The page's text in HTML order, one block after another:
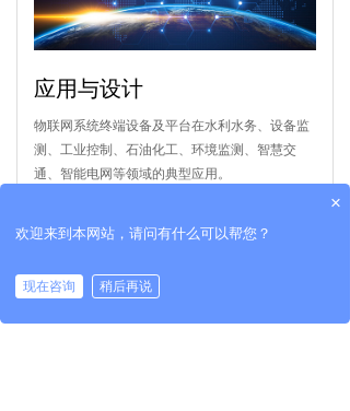
物联网系统终端设备及平台在水利水务、设备监
测、工业控制、石油化工、环境监测、智慧交
通、智能电网等领域的典型应用。
应用与设计
×
欢迎来到本网站，请问有什么可以帮您？
现在咨询 稍后再说